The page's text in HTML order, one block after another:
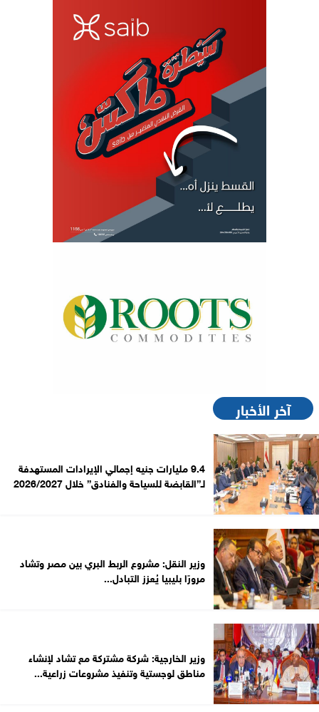
آخر الأخبار
9.4 مليارات جنيه إجمالي الإيرادات المستهدفة
لـ”القابضة للسياحة والفنادق” خلال 2026/2027
وزير النقل: مشروع الربط البري بين مصر وتشاد
مرورًا بليبيا يُعزز التبادل...
وزير الخارجية: شركة مشتركة مع تشاد لإنشاء
مناطق لوجستية وتنفيذ مشروعات زراعية...